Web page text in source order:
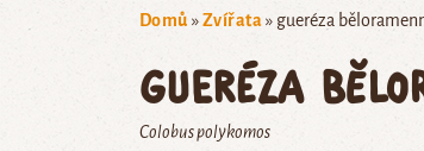
Domů »Zvířata» gueréza
gueréza
Colobus polykomos